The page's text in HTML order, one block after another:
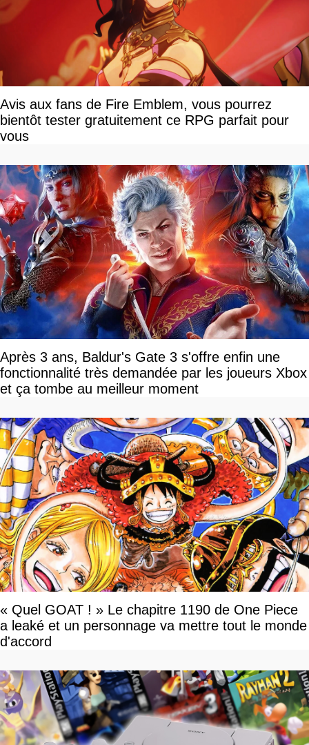
Avis aux fans de Fire Emblem, vous pourrez
bientôt tester gratuitement ce RPG parfait pour
vous
Après 3 ans, Baldur's Gate 3 s'offre enfin une
fonctionnalité très demandée par les joueurs Xbox
et ça tombe au meilleur moment
« Quel GOAT ! » Le chapitre 1190 de One Piece
a leaké et un personnage va mettre tout le monde
d'accord